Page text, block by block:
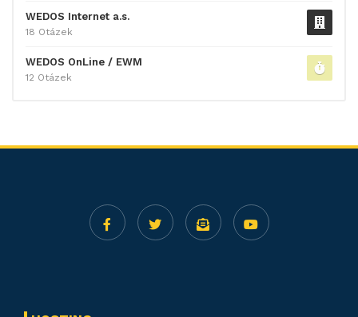
WEDOS Internet a.s.
18 Otázek
WEDOS OnLine / EWM
12 Otázek